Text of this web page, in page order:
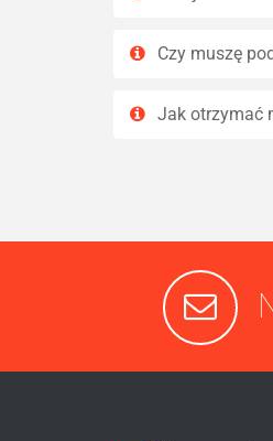
Czy muszę
Jak otrzymać